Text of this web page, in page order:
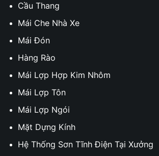
Cầu Thang
Mái Che Nhà Xe
Mái Đón
Hàng Rào
Mái Lợp Hợp Kim Nhôm
Mái Lợp Tôn
Mái Lợp Ngói
Mặt Dựng Kính
Hệ Thống Sơn Tĩnh Điện Tại Xưởng